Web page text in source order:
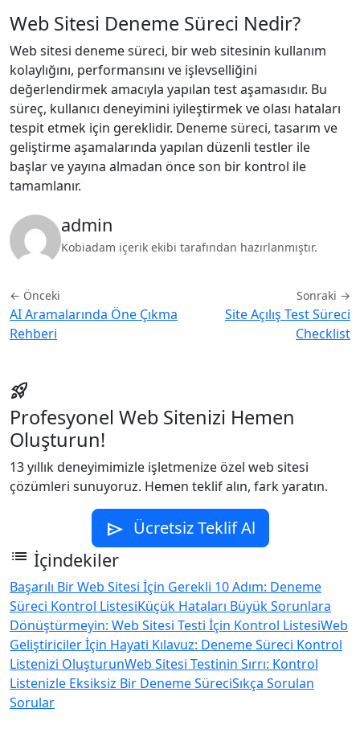
Web Sitesi Deneme Süreci Nedir?
Web sitesi deneme süreci, bir web sitesinin kullanım
kolaylığını, performansını ve işlevselliğini
değerlendirmek amacıyla yapılan test aşamasıdır. Bu
süreç, kullanıcı deneyimini iyileştirmek ve olası hataları
tespit etmek için gereklidir. Deneme süreci, tasarım ve
geliştirme aşamalarında yapılan düzenli testler ile
başlar ve yayına almadan önce son bir kontrol ile
tamamlanır.
admin
Kobiadam içerik ekibi tarafından hazırlanmıştır.
← Önceki
AI Aramalarında Öne Çıkma
Rehberi
Sonraki →
Site Açılış Test Süreci
Checklist
rocket_launch
Profesyonel Web Sitenizi Hemen
Oluşturun!
13 yıllık deneyimimizle işletmenize özel web sitesi
çözümleri sunuyoruz. Hemen teklif alın, fark yaratın.
send Ücretsiz Teklif Al
list İçindekiler
Başarılı Bir Web Sitesi İçin Gerekli 10 Adım: Deneme
Süreci Kontrol ListesiKüçük Hataları Büyük Sorunlara
Dönüştürmeyin: Web Sitesi Testi İçin Kontrol ListesiWeb
Geliştiriciler İçin Hayati Kılavuz: Deneme Süreci Kontrol
Listenizi OluşturunWeb Sitesi Testinin Sırrı: Kontrol
Listenizle Eksiksiz Bir Deneme SüreciSıkça Sorulan
Sorular